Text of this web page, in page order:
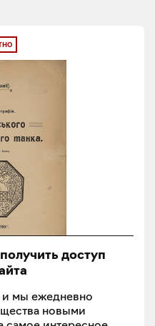
доступ
и мы ежедневно
новыми